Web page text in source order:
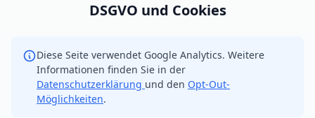
DSGVO und Cookies
Diese Seite verwendet Google Analytics. Weitere
Informationen finden Sie in der
Datenschutzerklärung und den Opt-Out-
Möglichkeiten.